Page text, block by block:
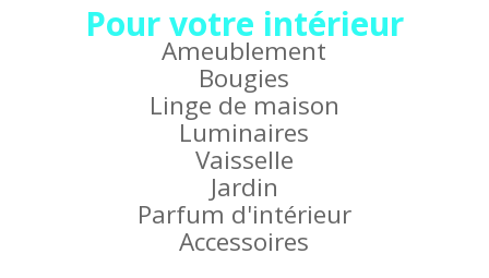
Pour votre intérieur
Ameublement
Bougies
Linge de maison
Luminaires
Vaisselle
Jardin
Parfum d'intérieur
Accessoires